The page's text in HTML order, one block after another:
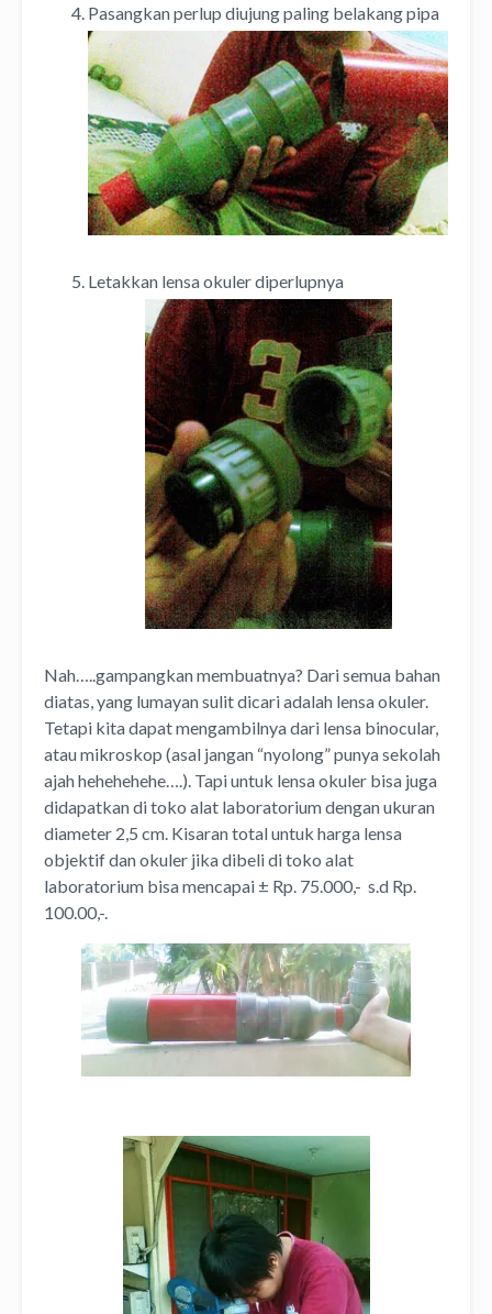
Pasangkan perlup diujung paling belakang pipa
Letakkan lensa okuler diperlupnya
Nah…..gampangkan membuatnya? Dari semua bahan
diatas, yang lumayan sulit dicari adalah lensa okuler.
Tetapi kita dapat mengambilnya dari lensa binocular,
atau mikroskop (asal jangan “nyolong” punya sekolah
ajah hehehehehe….). Tapi untuk lensa okuler bisa juga
didapatkan di toko alat laboratorium dengan ukuran
diameter 2,5 cm. Kisaran total untuk harga lensa
objektif dan okuler jika dibeli di toko alat
laboratorium bisa mencapai ± Rp. 75.000,- s.d Rp.
100.00,-.